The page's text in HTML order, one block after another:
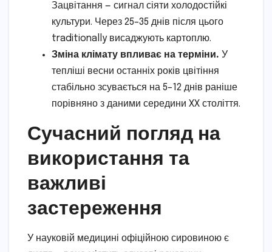
Зацвітання — сигнал сіяти холодостійкі
культури. Через 25–35 днів після цього
traditionally висаджують картоплю.
Зміна клімату впливає на терміни. У
тепліші весни останніх років цвітіння
стабільно зсувається на 5–12 днів раніше
порівняно з даними середини XX століття.
Сучасний погляд на
використання та
важливі
застереження
У науковій медицині офіційною сировиною є